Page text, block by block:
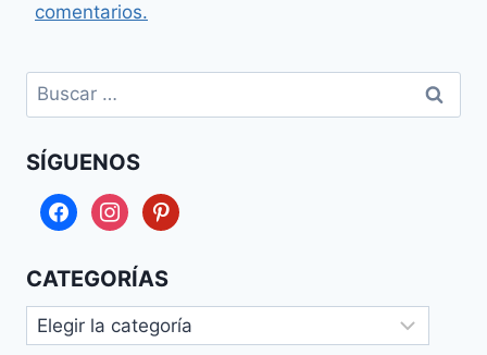
comentarios.
Buscar:
SÍGUENOS
facebookinstagrampinterest
CATEGORÍAS
Categorías